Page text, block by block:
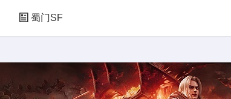
蜀门SF